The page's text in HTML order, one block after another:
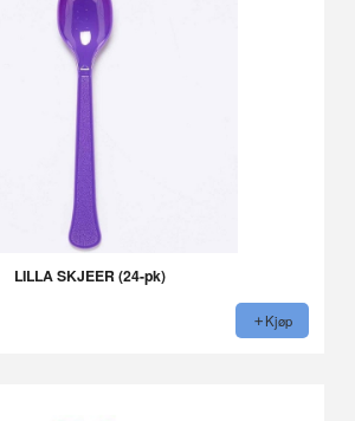
LILLA SKJEER (24-pk)
Kjøp